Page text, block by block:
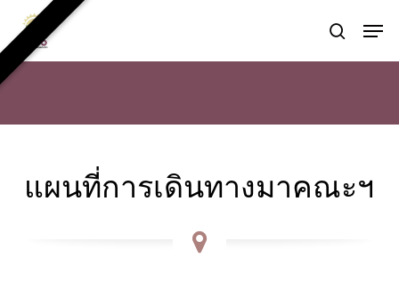
main
content
search
แผนที่การเดินทางมาคณะฯ